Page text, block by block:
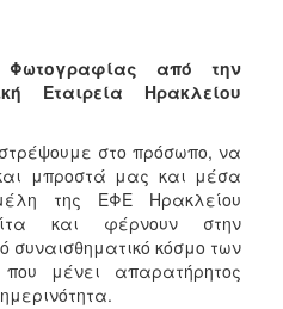
Φωτογραφίας από την
Εταιρεία Ηρακλείου
στο πρόσωπο, να
μπροστά μας και μέσα
της ΕΦΕ Ηρακλείου
και φέρνουν στην
συναισθηματικό κόσμο των
μένει απαρατήρητος